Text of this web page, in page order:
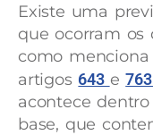
Existe uma
que ocorram os
como menciona
artigos 643 e763
acontece
base, que